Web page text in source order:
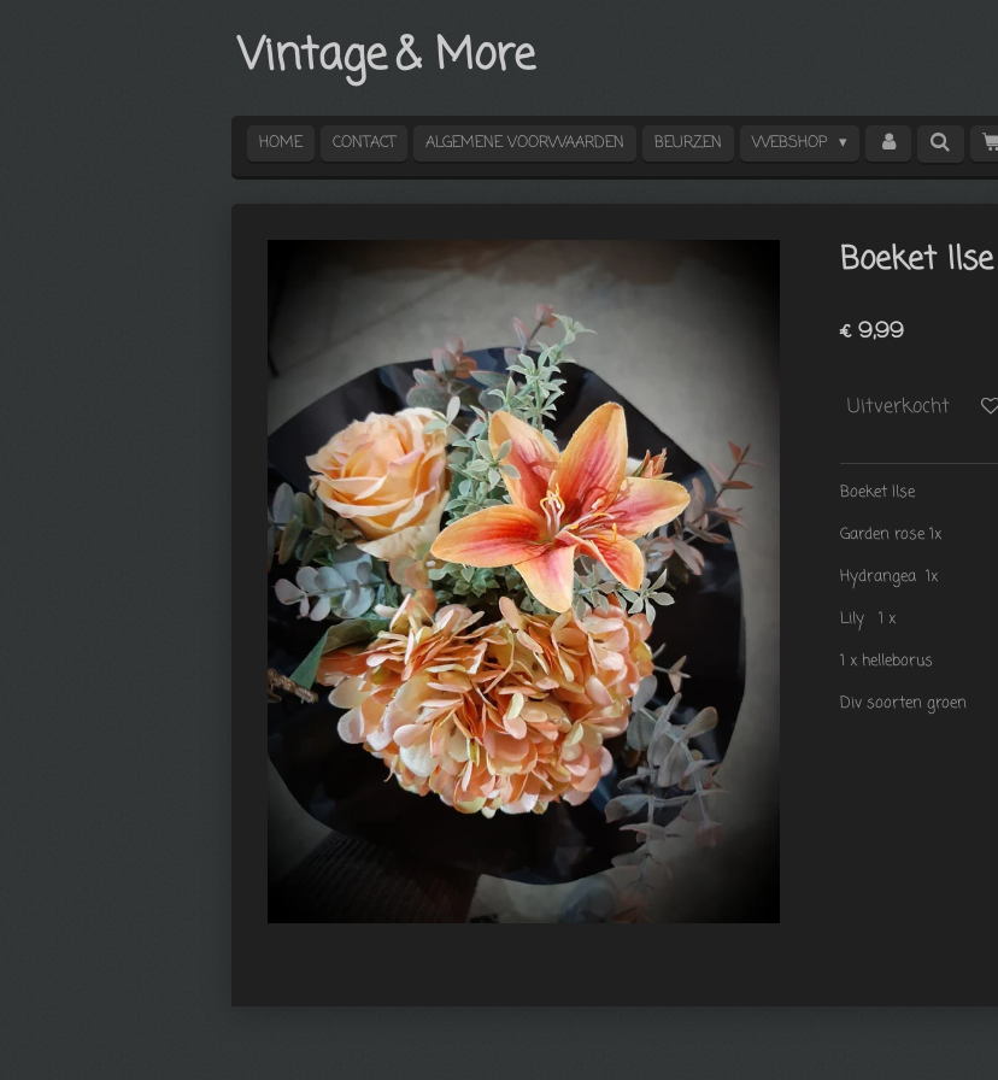
Vintage& More
HOME CONTACT ALGEMENE VOORWAARDEN BEURZEN WEBSHOP
Boeket Ilse
€ 9,99
Uitverkocht
Boeket Ilse
Garden rose 1x
Hydrangea 1x
Lily 1 x
1 x helleborus
Div soorten groen